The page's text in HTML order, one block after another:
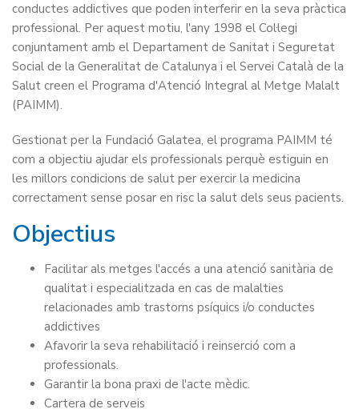
conductes addictives que poden interferir en la seva pràctica
professional. Per aquest motiu, l'any 1998 el Col·legi
conjuntament amb el Departament de Sanitat i Seguretat
Social de la Generalitat de Catalunya i el Servei Català de la
Salut creen el Programa d'Atenció Integral al Metge Malalt
(PAIMM).
Gestionat per la Fundació Galatea, el programa PAIMM té
com a objectiu ajudar els professionals perquè estiguin en
les millors condicions de salut per exercir la medicina
correctament sense posar en risc la salut dels seus pacients.
Objectius
Facilitar als metges l'accés a una atenció sanitària de
qualitat i especialitzada en cas de malalties
relacionades amb trastorns psíquics i/o conductes
addictives
Afavorir la seva rehabilitació i reinserció com a
professionals.
Garantir la bona praxi de l'acte mèdic.
Cartera de serveis